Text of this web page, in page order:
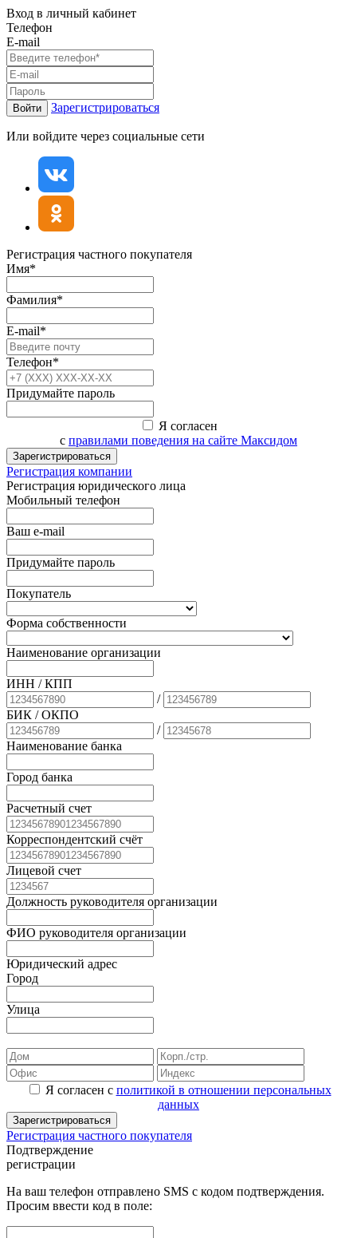
Вход в личный кабинет
Телефон
E-mail
Войти Зарегистрироваться
Или войдите через социальные сети
Регистрация частного покупателя
Имя*
Фамилия*
E-mail*
Телефон*
Придумайте пароль
Я согласен
с правилами поведения на сайте Максидом
Зарегистрироваться
Регистрация компании
Регистрация юридического лица
Мобильный телефон
Ваш e-mail
Придумайте пароль
Покупатель
Форма собственности
Наименование организации
ИНН / КПП
/
БИК / ОКПО
/
Наименование банка
Город банка
Расчетный счет
Корреспондентский счёт
Лицевой счет
Должность руководителя организации
ФИО руководителя организации
Юридический адрес
Город
Улица
Я согласен с политикой в отношении персональных
данных
Зарегистрироваться
Регистрация частного покупателя
Подтверждение
регистрации
На ваш телефон отправлено SMS с кодом подтверждения.
Просим ввести код в поле: